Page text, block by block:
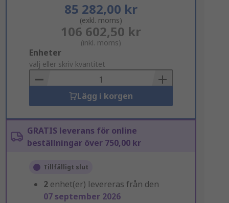
85 282,00 kr
(exkl. moms)
106 602,50 kr
(inkl. moms)
Add
to
Basket
Enheter
välj eller skriv kvantitet
Lägg i korgen
GRATIS leverans för online
beställningar över 750,00 kr
Tillfälligt slut
2 enhet(er) levereras från den
07 september 2026